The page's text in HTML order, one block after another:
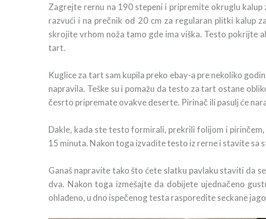
Zagrejte rernu na 190 stepeni i pripremite okruglu
razvući i na prečnik od 20 cm za regularan plitki kalup
skrojite vrhom noža tamo gde ima viška. Testo pokrijte
tart.
Kuglice za tart sam kupila preko ebay-a pre nekoliko
napravila. Teške su i pomažu da testo za tart ostane
česrto pripremate ovakve deserte. Pirinač ili pasulj će
Dakle, kada ste testo formirali, prekrili folijom i
15 minuta. Nakon toga izvadite testo iz rerne i stavite sa
Ganaš napravite tako što ćete slatku pavlaku staviti da
dva. Nakon toga izmešajte da dobijete ujednačeno
ohlađeno, u dno ispečenog testa rasporedite seckane